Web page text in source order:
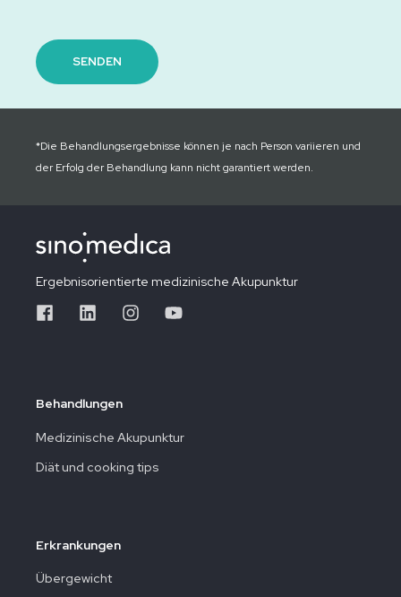
*Die Behandlungsergebnisse können je nach Person variieren und
der Erfolg der Behandlung kann nicht garantiert werden.
Ergebnisorientierte medizinische Akupunktur
Behandlungen
Medizinische Akupunktur
Diät und cooking tips
Erkrankungen
Übergewicht